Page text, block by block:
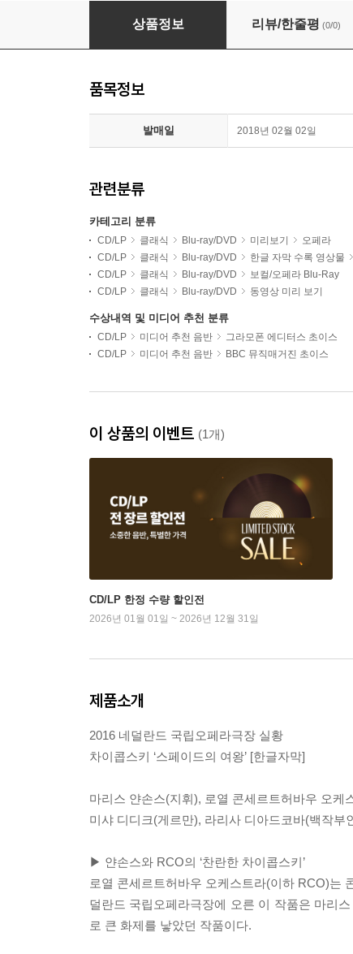
Mariss Jansons 차이코프스키: 오페라 '스
상품정보 리뷰/한줄평 (0/0)
품목정보
발매일 2018년 02월 02일
관련분류
카테고리 분류
CD/LP 클래식 Blu-ray/DVD 미리보기
오페라
CD/LP
클래식 Blu-ray/DVD 한글 자막 수록 영상물
CD/LP
클래식 Blu-ray/DVD
보컬/오페라 Blu-Ray
CD/LP
클래식 Blu-ray/DVD 동영상 미리 보기
수상내역 및 미디어 추천 분류
CD/LP 미디어 추천 음반
그라모폰 에디터스 초이스
CD/LP
미디어 추천 음반 BBC 뮤직매거진 초이스
이 상품의 이벤트 (1개)
CD/LP 한정 수량 할인전
2026년 01월 01일 ~ 2026년 12월 31일
제품소개
2016 네덜란드 국립오페라극장 실황
차이콥스키 ‘스페이드의 여왕’ [한글자막]
마리스 얀손스(지휘), 로열 콘세르트허바우 오케
미샤 디디크(게르만), 라리사 디아드코바(백작
▶ 얀손스와 RCO의 ‘찬란한 차이콥스키’
로열 콘세르트허바우 오케스트라(이하 RCO)는
덜란드 국립오페라극장에 오른 이 작품은 마리
로 큰 화제를 낳았던 작품이다.